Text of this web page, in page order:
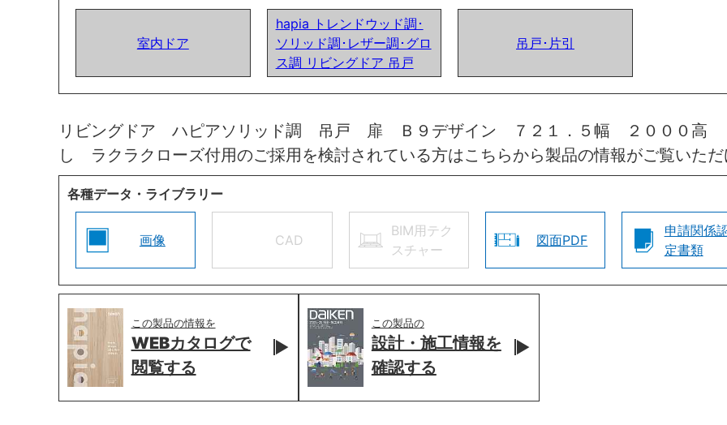
室内ドア
hapia トレンドウッド調･
ソリッド調･レザー調･グロ
ス調 リビングドア 吊戸
吊戸･片引
リビングドア ハピアソリッド調 吊戸 扉 Ｂ９デザイン ７２１．５幅 ２０００高
し ラクラクローズ付用のご採用を検討されている方はこちらから製品の情報がご覧いた
各種データ・ライブラリー
画像 CAD
BIM用テク
スチャー
図面PDF
申請関係
定書類
この製品の情報を
WEBカタログで
閲覧する
この製品の
設計・施工情報を
確認する